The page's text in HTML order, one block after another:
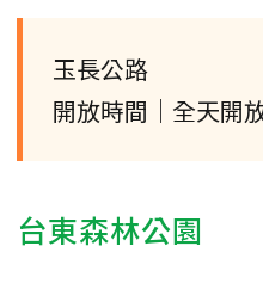
玉長公路
開放時間｜全天開
台東森林公園